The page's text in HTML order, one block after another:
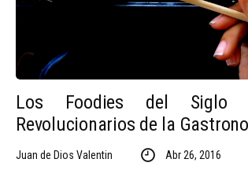
Los Foodies del Siglo
Revolucionarios de la
Juan de Dios Valentin Abr 26, 2016